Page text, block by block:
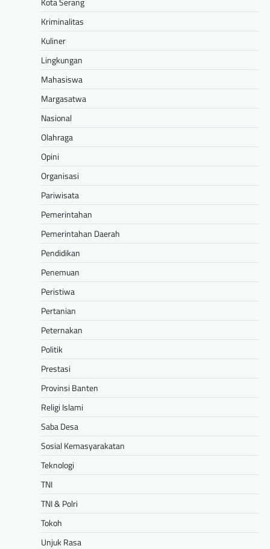
Kriminalitas
Kuliner
Lingkungan
Mahasiswa
Margasatwa
Nasional
Olahraga
Opini
Organisasi
Pariwisata
Pemerintahan
Pemerintahan Daerah
Pendidikan
Penemuan
Peristiwa
Pertanian
Peternakan
Politik
Prestasi
Provinsi Banten
Religi Islami
Saba Desa
Sosial Kemasyarakatan
Teknologi
TNI
TNI & Polri
Tokoh
Unjuk Rasa